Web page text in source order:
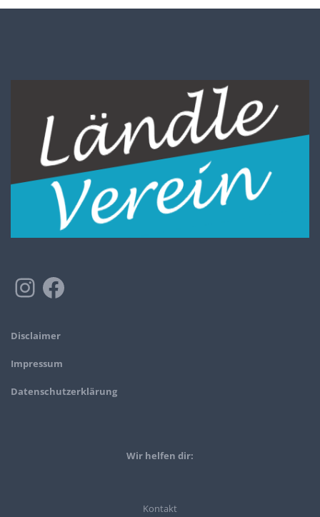
Disclaimer
Impressum
Datenschutzerklärung
Wir helfen dir:
Kontakt